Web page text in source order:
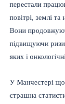
перестали
повітрі, землі та
Вони
підвищуючи
яких і
У Манчестері
страшна